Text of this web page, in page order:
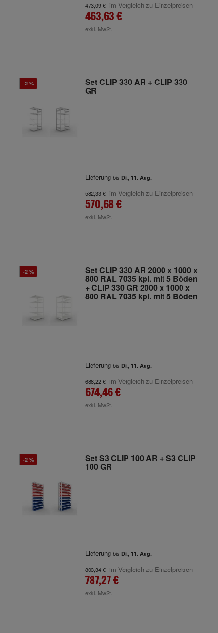
473,09 € im Vergleich zu Einzelpreisen
463,63 €
exkl. MwSt.
-2 % Set CLIP 330 AR + CLIP 330
GR
Lieferung bis Di., 11. Aug.
582,33 € im Vergleich zu Einzelpreisen
570,68 €
exkl. MwSt.
-2 % Set CLIP 330 AR 2000 x 1000 x
800 RAL 7035 kpl. mit 5 Böden
+ CLIP 330 GR 2000 x 1000 x
800 RAL 7035 kpl. mit 5 Böden
Lieferung bis Di., 11. Aug.
688,22 € im Vergleich zu Einzelpreisen
674,46 €
exkl. MwSt.
-2 % Set S3 CLIP 100 AR + S3 CLIP
100 GR
Lieferung bis Di., 11. Aug.
803,34 € im Vergleich zu Einzelpreisen
787,27 €
exkl. MwSt.